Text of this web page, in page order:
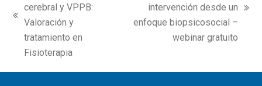
previous
post:
cerebral y VPPB:
Valoración y
tratamiento en
Fisioterapia
post:
intervención desde un
enfoque biopsicosocial –
webinar gratuito